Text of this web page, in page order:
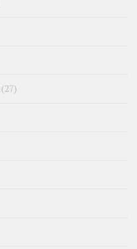
(27)